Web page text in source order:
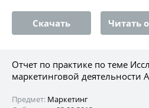
Скачать Читать
Отчет по практике по теме
маркетинговой деятельности
Предмет: Маркетинг